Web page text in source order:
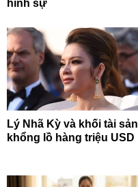
hình sự
Lý Nhã Kỳ và khối tài sản
khổng lồ hàng triệu USD